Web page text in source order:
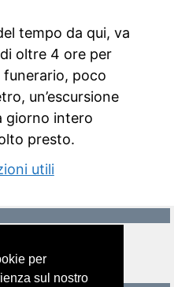
tempo da qui, va
oltre 4 ore per
poco
un’escursione
giorno intero
presto.
utili
per
sul nostro